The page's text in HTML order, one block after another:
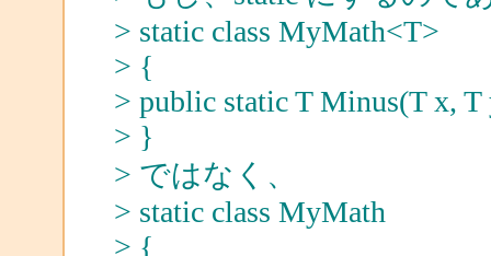
> static class MyMath<T>
> {
> public static T Minus(T x,
> }
> ではなく、
> static class MyMath
> {